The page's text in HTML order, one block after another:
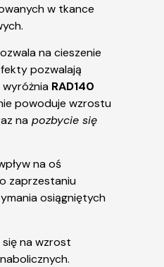
w tkance
na cieszenie
pozwalają
RAD140
powoduje wzrostu
na pozbycie się
na oś
zaprzestaniu
osiągniętych
na wzrost